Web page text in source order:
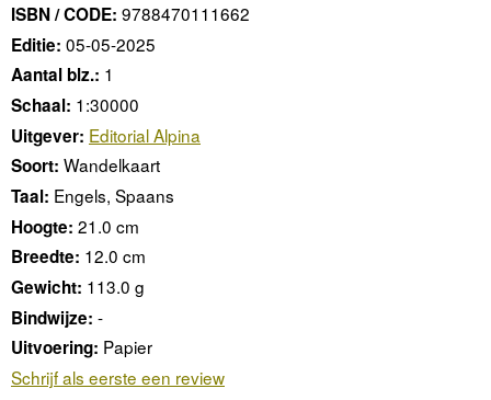
ISBN / CODE: 9788470111662
Editie: 05-05-2025
Aantal blz.: 1
Schaal: 1:30000
Uitgever: Editorial Alpina
Soort: Wandelkaart
Taal: Engels, Spaans
Hoogte: 21.0 cm
Breedte: 12.0 cm
Gewicht: 113.0 g
Bindwijze: -
Uitvoering: Papier
Schrijf als eerste een review